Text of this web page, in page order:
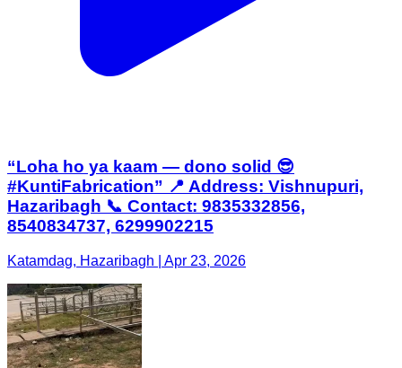
“Loha ho ya kaam — dono solid 😎
#KuntiFabrication” 📍 Address: Vishnupuri,
Hazaribagh 📞 Contact: 9835332856,
8540834737, 6299902215
Katamdag, Hazaribagh | Apr 23, 2026